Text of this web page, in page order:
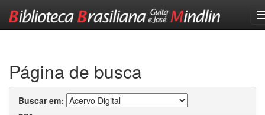
Página de busca
Buscar em: